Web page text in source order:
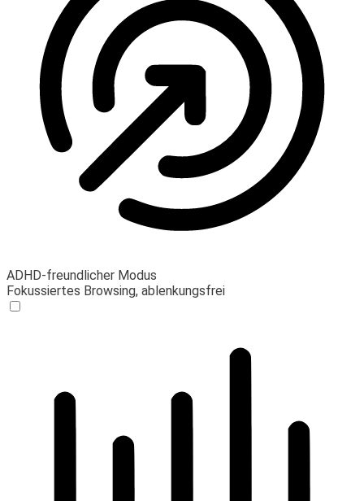
ADHD-freundlicher Modus
Fokussiertes Browsing, ablenkungsfrei